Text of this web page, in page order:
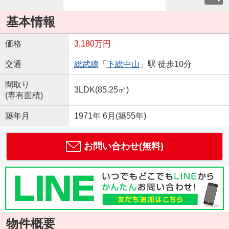
基本情報
価格 3,180万円
交通 総武線 「 下総中山 」駅 徒歩10分
間取り
(専有面積)
3LDK(85.25㎡)
築年月 1971年 6月(築55年)
お問い合わせ(無料)
物件概要